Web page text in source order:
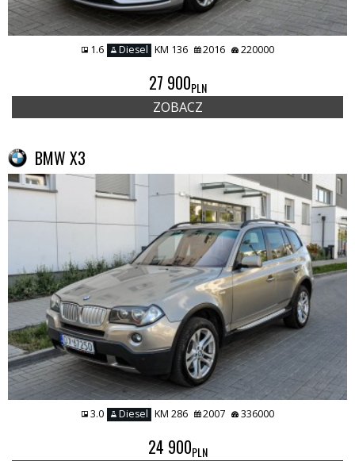
1.6 Diesel KM 136 2016 220000
27 900PLN
ZOBACZ
BMW X3
3.0 Diesel KM 286 2007 336000
24 900PLN